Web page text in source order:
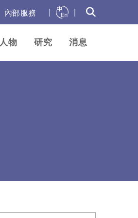
內部服務
人物 研究 消息